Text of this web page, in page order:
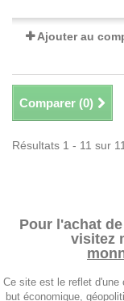
Ajouter au
Comparer (0)
Résultats 1 - 11 sur 11.
Pour l'achat
visitez
Ce site est le reflet d'une
but économique,